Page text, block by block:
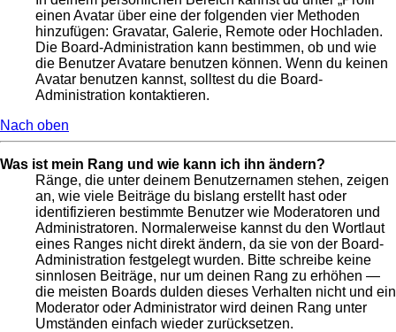
einen Avatar über eine der folgenden vier Methoden
hinzufügen: Gravatar, Galerie, Remote oder Hochladen.
Die Board-Administration kann bestimmen, ob und wie
die Benutzer Avatare benutzen können. Wenn du keinen
Avatar benutzen kannst, solltest du die Board-
Administration kontaktieren.
Nach oben
Was ist mein Rang und wie kann ich ihn ändern?
Ränge, die unter deinem Benutzernamen stehen, zeigen
an, wie viele Beiträge du bislang erstellt hast oder
identifizieren bestimmte Benutzer wie Moderatoren und
Administratoren. Normalerweise kannst du den Wortlaut
eines Ranges nicht direkt ändern, da sie von der Board-
Administration festgelegt wurden. Bitte schreibe keine
sinnlosen Beiträge, nur um deinen Rang zu erhöhen —
die meisten Boards dulden dieses Verhalten nicht und ein
Moderator oder Administrator wird deinen Rang unter
Umständen einfach wieder zurücksetzen.